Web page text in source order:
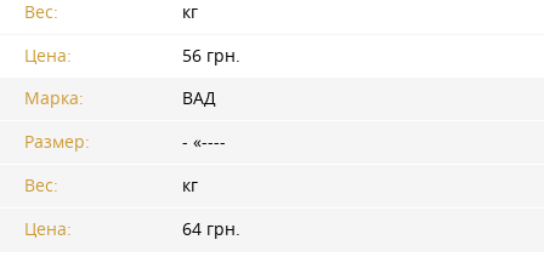
Вес:
кг
Цена:
56 грн.
Марка:
ВАД
Размер:
- «----
Вес:
кг
Цена:
64 грн.